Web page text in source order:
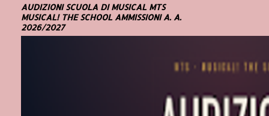
AUDIZIONI SCUOLA DI MUSICAL MTS
MUSICAL! THE SCHOOL AMMISSIONI A. A.
2026/2027